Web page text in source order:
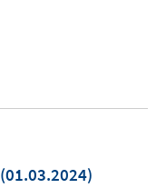
In
(01.03.2024)